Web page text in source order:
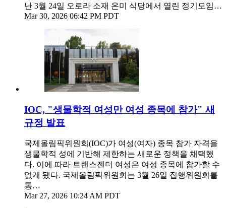
난 3월 24일 오로라 소재 온미 식당에서 열린 정기모임…
Mar 30, 2026 06:42 PM PDT
IOC, "생물학적 여성만 여성 종목에 참가" 새
규정 발표
국제올림픽위원회(IOC)가 여성(여자) 종목 참가 자격을
생물학적 성에 기반해 제한하는 새로운 정책을 채택했
다. 이에 따라 트랜스젠더 여성은 여성 종목에 참가할 수
없게 됐다. 국제올림픽위원회는 3월 26일 집행위원회를
통…
Mar 27, 2026 10:24 AM PDT